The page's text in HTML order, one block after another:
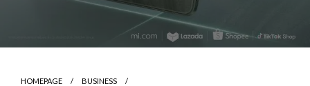
HOMEPAGE
BUSINESS